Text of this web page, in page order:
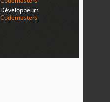
Développeurs
Codemasters